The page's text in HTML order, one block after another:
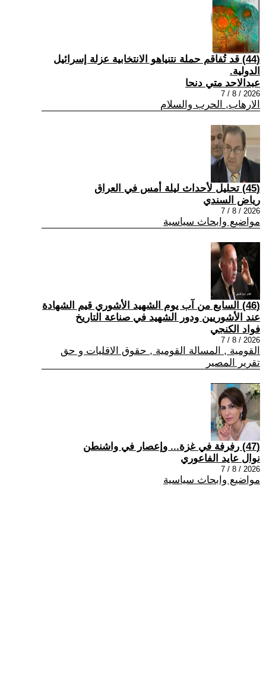
(44) قد تُفاقم حملة نتنياهو الانتخابية عزلة إسرائيل
الدولية.
عبدالاحد متي دنحا
2026 / 8 / 7
الارهاب, الحرب والسلام
(45) تحليل لأحداث ليلة أمس في العراق
رياض السندي
2026 / 8 / 7
مواضيع وابحاث سياسية
(46) السابع من آب يوم الشهيد الأشوري قيم الشهادة
عند الأشوريين ودور الشهيد في صناعة التاريخ
فواد الكنجي
2026 / 8 / 7
القومية , المسالة القومية , حقوق الاقليات و حق
تقرير المصير
(47) رفرفة في غزة... وإعصار في واشنطن
نوال عايد الفاعوري
2026 / 8 / 7
مواضيع وابحاث سياسية